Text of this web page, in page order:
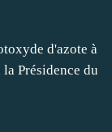
d'azote à
Présidence du